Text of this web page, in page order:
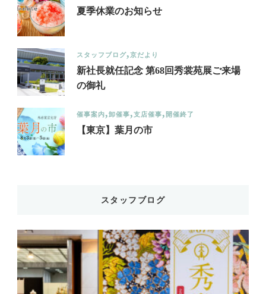
夏季休業のお知らせ
スタッフブログ 京だより
新社長就任記念 第68回秀裳苑展ご来場
の御礼
催事案内 卸催事 支店催事 開催終了
【東京】葉月の市
スタッフブログ